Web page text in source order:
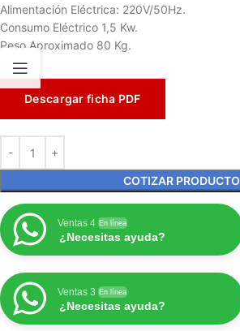
Alimentación Eléctrica: 220V/50Hz.
Consumo Eléctrico 1,5 Kw.
Peso Aproximado 80 Kg.
Descargar ficha PDF
COTIZAR PRODUCTO
Ventas 4 En línea
¿Necesitas ayuda?
Ventas 3 En línea
¿Necesitas ayuda?